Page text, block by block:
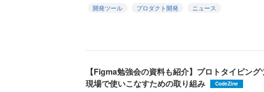
開発ツール プロダクト開発
ニュース
【Figma勉強会の資料も紹介】プロトタイピン
現場で使いこなすための取り組み
CodeZine